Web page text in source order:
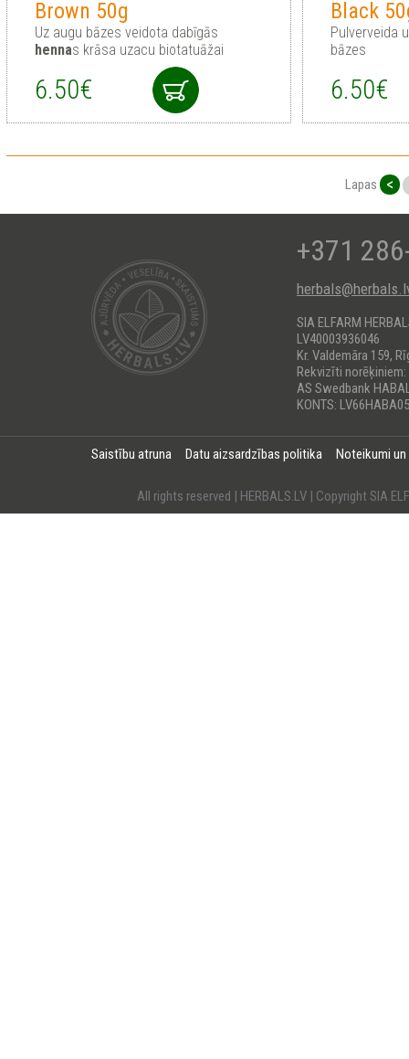
Brown 50g
Uz augu bāzes veidota dabīgās
hennas krāsa uzacu biotatuāžai
6.50€
Black
Pulverveida
bāzes
6.50€
Lapas <
+371
SIA ELFARM
LV40003936046
Kr. Valdemāra 159,
Rekvizīti norēķiniem:
AS Swedbank
KONTS:
Saistību atruna Datu aizsardzības politika Noteikumi
All rights reserved | HERBALS.LV | Copyright SIA